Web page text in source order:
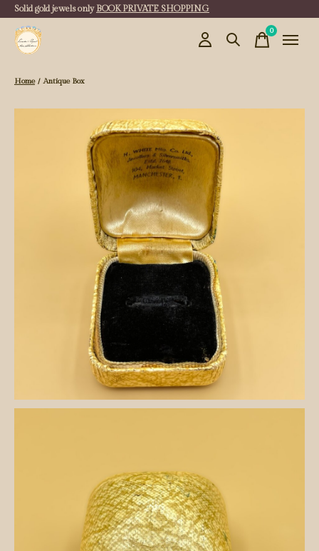
Solid gold jewels only BOOK PRIVATE SHOPPING
0items
Home / Antique Box